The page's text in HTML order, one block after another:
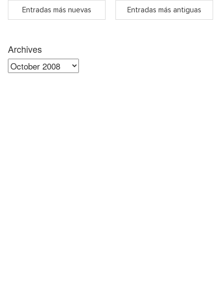
Entradas más nuevas Entradas más antiguas
Archives
Archives